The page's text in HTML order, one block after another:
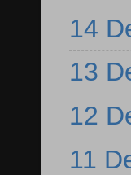
14
13
12
11